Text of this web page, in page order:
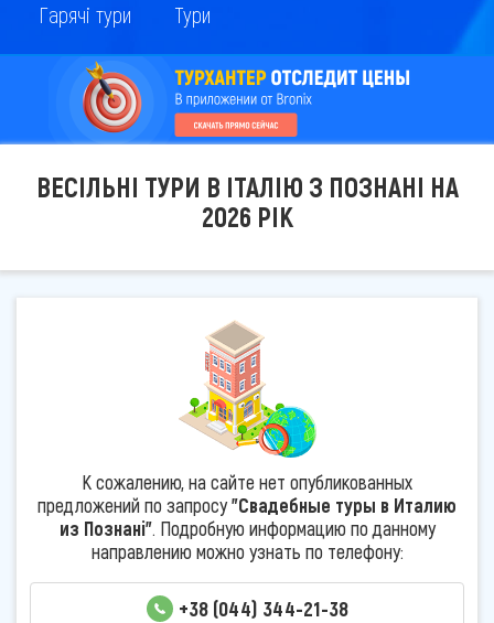
Гарячі тури Тури
ВЕСІЛЬНІ ТУРИ В ІТАЛІЮ З ПОЗНАНІ НА
2026 РІК
К сожалению, на сайте нет опубликованных
предложений по запросу"Свадебные туры в Италию
из Познані". Подробную информацию по данному
направлению можно узнать по телефону:
+38 (044) 344-21-38